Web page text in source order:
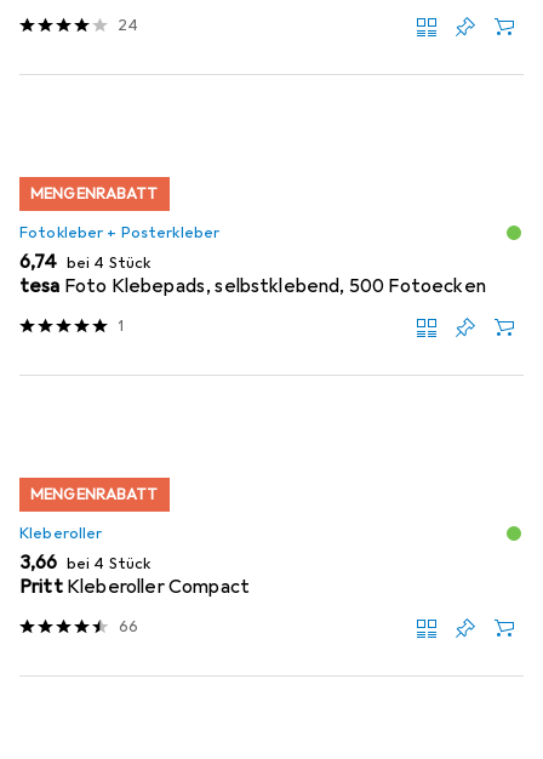
24
MENGENRABATT
Fotokleber + Posterkleber
EUR
6,74 bei 4 Stück
tesa Foto Klebepads, selbstklebend, 500 Fotoecken
1
MENGENRABATT
Kleberoller
EUR
3,66 bei 4 Stück
Pritt Kleberoller Compact
66